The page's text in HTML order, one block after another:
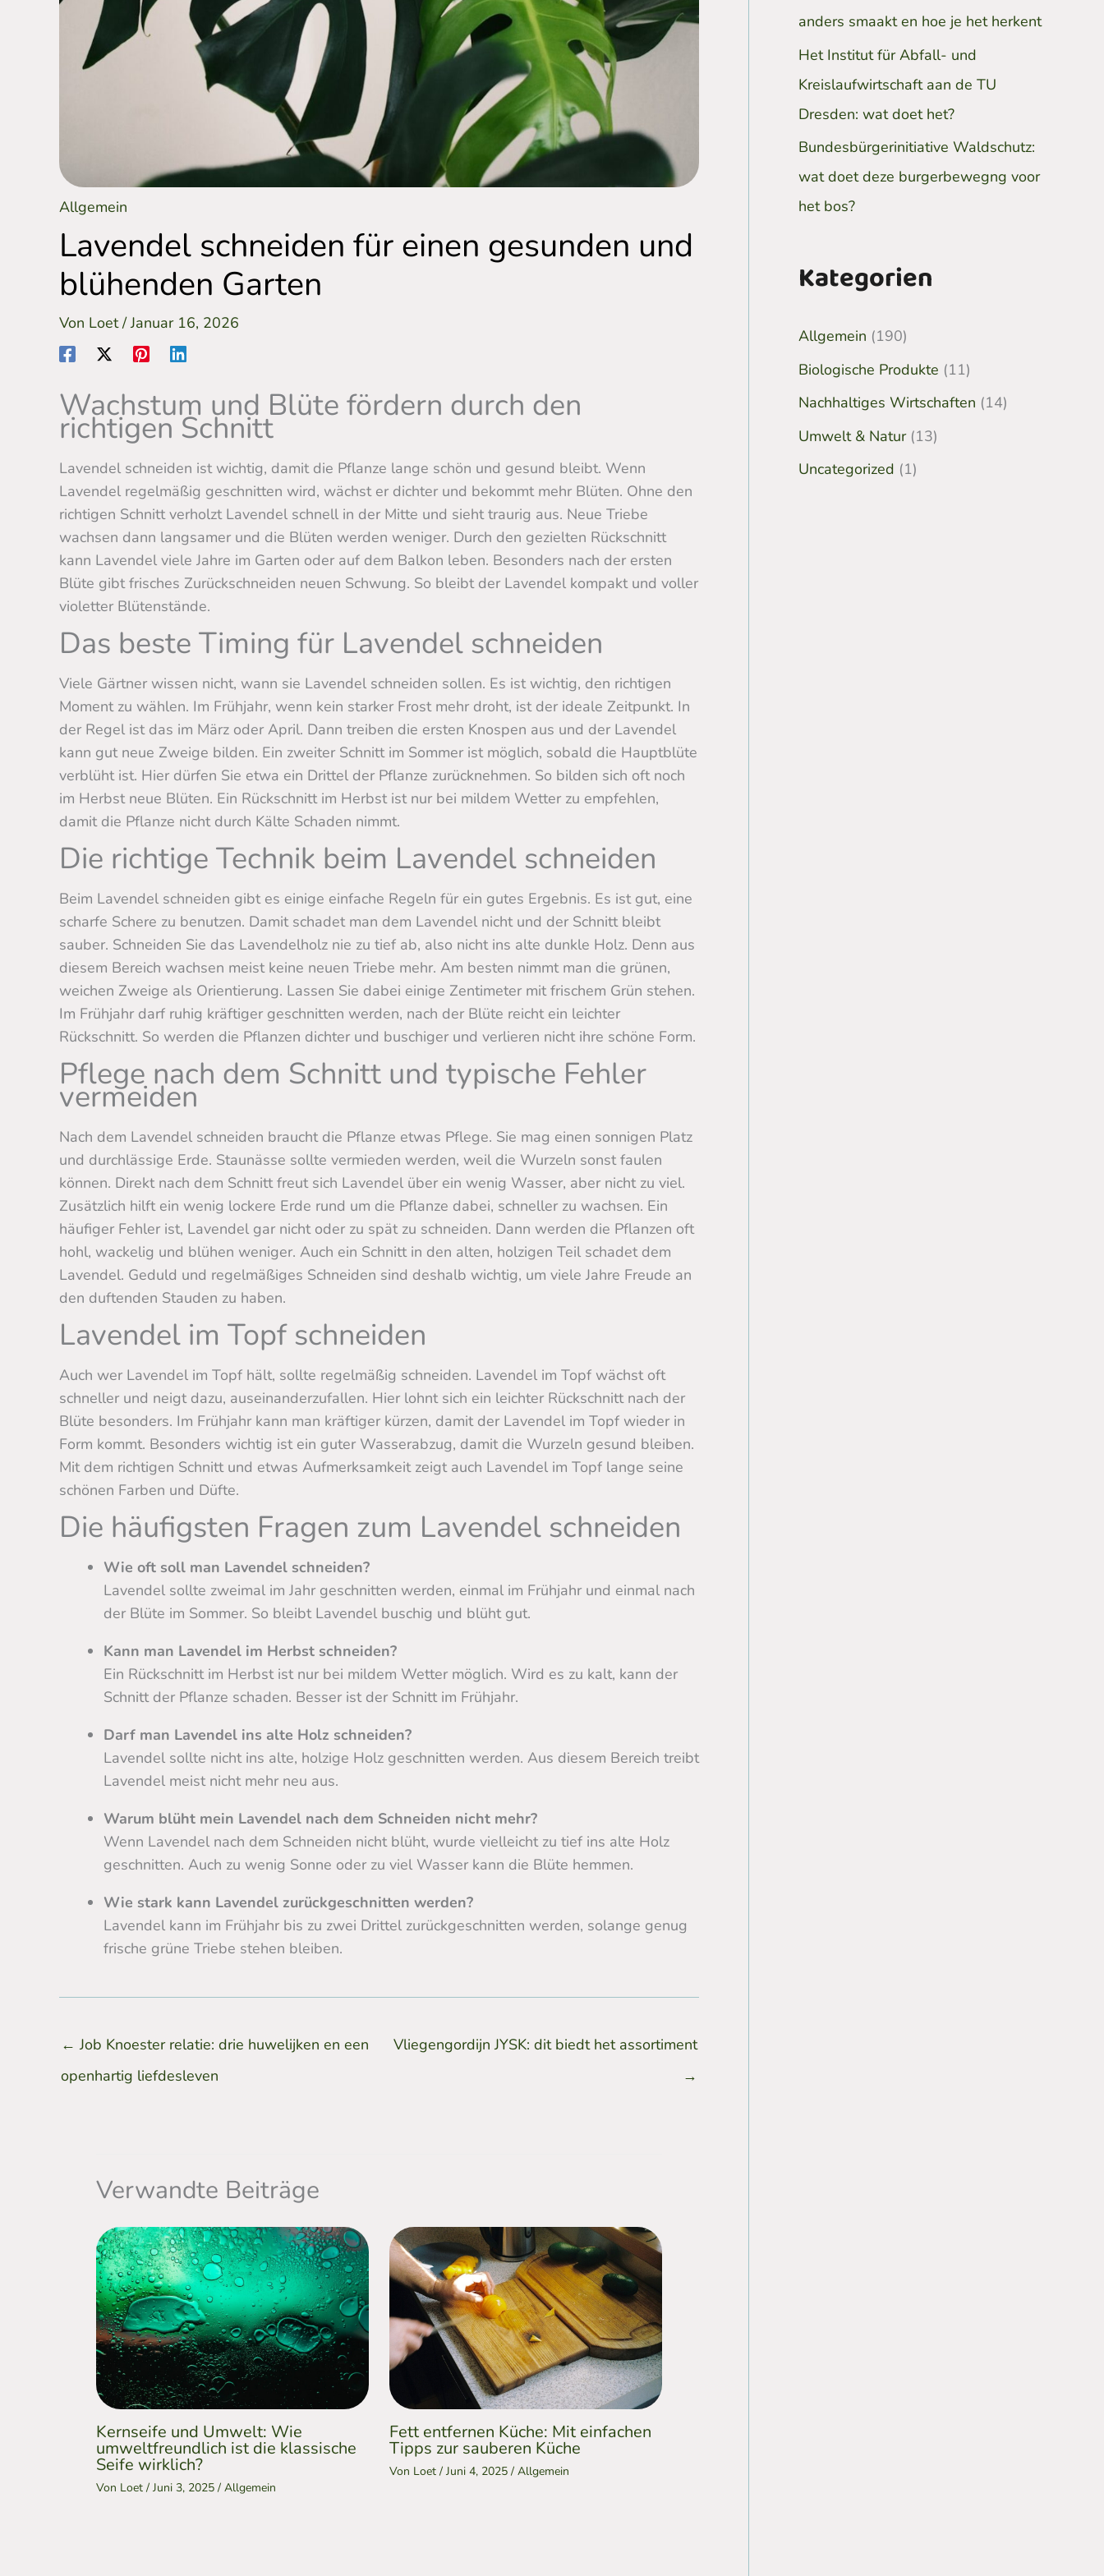
Allgemein
Lavendel schneiden für einen gesunden und
blühenden Garten
Von Loet/Januar 16, 2026
Wachstum und Blüte fördern durch den
richtigen Schnitt
Lavendel schneiden ist wichtig, damit die Pflanze lange schön und gesund bleibt. Wenn
Lavendel regelmäßig geschnitten wird, wächst er dichter und bekommt mehr Blüten. Ohne den
richtigen Schnitt verholzt Lavendel schnell in der Mitte und sieht traurig aus. Neue Triebe
wachsen dann langsamer und die Blüten werden weniger. Durch den gezielten Rückschnitt
kann Lavendel viele Jahre im Garten oder auf dem Balkon leben. Besonders nach der ersten
Blüte gibt frisches Zurückschneiden neuen Schwung. So bleibt der Lavendel kompakt und voller
violetter Blütenstände.
Das beste Timing für Lavendel schneiden
Viele Gärtner wissen nicht, wann sie Lavendel schneiden sollen. Es ist wichtig, den richtigen
Moment zu wählen. Im Frühjahr, wenn kein starker Frost mehr droht, ist der ideale Zeitpunkt. In
der Regel ist das im März oder April. Dann treiben die ersten Knospen aus und der Lavendel
kann gut neue Zweige bilden. Ein zweiter Schnitt im Sommer ist möglich, sobald die Hauptblüte
verblüht ist. Hier dürfen Sie etwa ein Drittel der Pflanze zurücknehmen. So bilden sich oft noch
im Herbst neue Blüten. Ein Rückschnitt im Herbst ist nur bei mildem Wetter zu empfehlen,
damit die Pflanze nicht durch Kälte Schaden nimmt.
Die richtige Technik beim Lavendel schneiden
Beim Lavendel schneiden gibt es einige einfache Regeln für ein gutes Ergebnis. Es ist gut, eine
scharfe Schere zu benutzen. Damit schadet man dem Lavendel nicht und der Schnitt bleibt
sauber. Schneiden Sie das Lavendelholz nie zu tief ab, also nicht ins alte dunkle Holz. Denn aus
diesem Bereich wachsen meist keine neuen Triebe mehr. Am besten nimmt man die grünen,
weichen Zweige als Orientierung. Lassen Sie dabei einige Zentimeter mit frischem Grün stehen.
Im Frühjahr darf ruhig kräftiger geschnitten werden, nach der Blüte reicht ein leichter
Rückschnitt. So werden die Pflanzen dichter und buschiger und verlieren nicht ihre schöne Form.
Pflege nach dem Schnitt und typische Fehler
vermeiden
Nach dem Lavendel schneiden braucht die Pflanze etwas Pflege. Sie mag einen sonnigen Platz
und durchlässige Erde. Staunässe sollte vermieden werden, weil die Wurzeln sonst faulen
können. Direkt nach dem Schnitt freut sich Lavendel über ein wenig Wasser, aber nicht zu viel.
Zusätzlich hilft ein wenig lockere Erde rund um die Pflanze dabei, schneller zu wachsen. Ein
häufiger Fehler ist, Lavendel gar nicht oder zu spät zu schneiden. Dann werden die Pflanzen oft
hohl, wackelig und blühen weniger. Auch ein Schnitt in den alten, holzigen Teil schadet dem
Lavendel. Geduld und regelmäßiges Schneiden sind deshalb wichtig, um viele Jahre Freude an
den duftenden Stauden zu haben.
Lavendel im Topf schneiden
Auch wer Lavendel im Topf hält, sollte regelmäßig schneiden. Lavendel im Topf wächst oft
schneller und neigt dazu, auseinanderzufallen. Hier lohnt sich ein leichter Rückschnitt nach der
Blüte besonders. Im Frühjahr kann man kräftiger kürzen, damit der Lavendel im Topf wieder in
Form kommt. Besonders wichtig ist ein guter Wasserabzug, damit die Wurzeln gesund bleiben.
Mit dem richtigen Schnitt und etwas Aufmerksamkeit zeigt auch Lavendel im Topf lange seine
schönen Farben und Düfte.
Die häufigsten Fragen zum Lavendel schneiden
Wie oft soll man Lavendel schneiden?
Lavendel sollte zweimal im Jahr geschnitten werden, einmal im Frühjahr und einmal nach
der Blüte im Sommer. So bleibt Lavendel buschig und blüht gut.
Kann man Lavendel im Herbst schneiden?
Ein Rückschnitt im Herbst ist nur bei mildem Wetter möglich. Wird es zu kalt, kann der
Schnitt der Pflanze schaden. Besser ist der Schnitt im Frühjahr.
Darf man Lavendel ins alte Holz schneiden?
Lavendel sollte nicht ins alte, holzige Holz geschnitten werden. Aus diesem Bereich treibt
Lavendel meist nicht mehr neu aus.
Warum blüht mein Lavendel nach dem Schneiden nicht mehr?
Wenn Lavendel nach dem Schneiden nicht blüht, wurde vielleicht zu tief ins alte Holz
geschnitten. Auch zu wenig Sonne oder zu viel Wasser kann die Blüte hemmen.
Wie stark kann Lavendel zurückgeschnitten werden?
Lavendel kann im Frühjahr bis zu zwei Drittel zurückgeschnitten werden, solange genug
frische grüne Triebe stehen bleiben.
← Job Knoester relatie: drie huwelijken en een
openhartig liefdesleven
Vliegengordijn JYSK: dit biedt het assortiment
→
Verwandte Beiträge
Kernseife und Umwelt: Wie
umweltfreundlich ist die klassische
Seife wirklich?
Von Loet / Juni 3, 2025 / Allgemein
Fett entfernen Küche: Mit einfachen
Tipps zur sauberen Küche
Von Loet / Juni 4, 2025 / Allgemein
anders smaakt en hoe je het herkent
Het Institut für Abfall- und
Kreislaufwirtschaft aan de TU
Dresden: wat doet het?
Bundesbürgerinitiative Waldschutz:
wat doet deze burgerbewegng voor
het bos?
Kategorien
Allgemein (190)
Biologische Produkte (11)
Nachhaltiges Wirtschaften (14)
Umwelt & Natur(13)
Uncategorized (1)